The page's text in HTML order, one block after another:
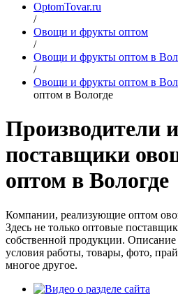
OptomTovar.ru
/
Овощи и фрукты оптом
/
Овощи и фрукты оптом в
/
Овощи и фрукты оптом в
оптом в Вологде
Производители и
поставщики
оптом в Вологде
Компании, реализующие оптом
Здесь не только оптовые
собственной продукции. Описание
условия работы, товары, фото,
многое другое.